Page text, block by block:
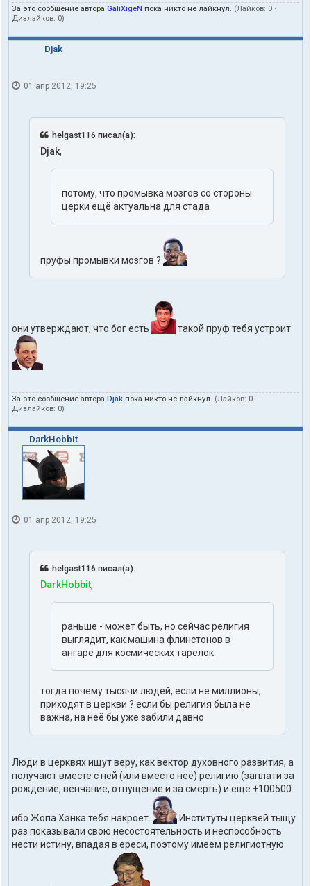
За это сообщение автора GaliXigeN пока никто не лайкнул. (Лайков: 0 ·
Дизлайков: 0)
Djak
01 апр 2012, 19:25
helgast116 писал(а):
Djak,
потому, что промывка мозгов со стороны
церки ещё актуальна для стада
пруфы промывки мозгов ?
они утверждают, что бог есть такой пруф тебя устроит
За это сообщение автора Djak пока никто не лайкнул. (Лайков: 0 ·
Дизлайков: 0)
DarkHobbit
01 апр 2012, 19:25
helgast116 писал(а):
DarkHobbit,
раньше - может быть, но сейчас религия
выглядит, как машина флинстонов в
ангаре для космических тарелок
тогда почему тысячи людей, если не миллионы,
приходят в церкви ? если бы религия была не
важна, на неё бы уже забили давно
Люди в церквях ищут веру, как вектор духовного развития, а
получают вместе с ней (или вместо неё) религию (заплати за
рождение, венчание, отпущение и за смерть) и ещё +100500
ибо Жопа Хэнка тебя накроет.
Институты церквей тыщу
раз показывали свою несостоятельность и неспособность
нести истину, впадая в ереси, поэтому имеем религиотную